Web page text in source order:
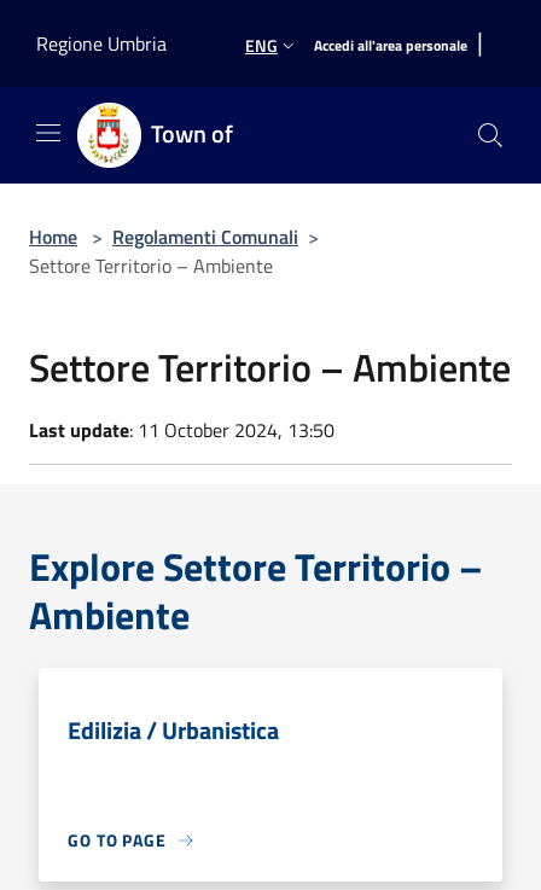
Regione Umbria
ENG Accedi all'area personale |
Town of
Home > Regolamenti Comunali >
Settore Territorio – Ambiente
Settore Territorio – Ambiente
Last update: 11 October 2024, 13:50
Explore Settore Territorio –
Ambiente
Edilizia / Urbanistica
GO TO PAGE